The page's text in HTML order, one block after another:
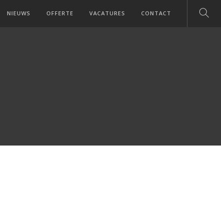
NIEUWS OFFERTE VACATURES CONTACT